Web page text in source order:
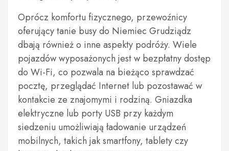
Oprócz komfortu fizycznego, przewoźnicy
oferujący tanie busy do Niemiec Grudziądz
dbają również o inne aspekty podróży. Wiele
pojazdów wyposażonych jest w bezpłatny dostęp
do Wi-Fi, co pozwala na bieżąco sprawdzać
pocztę, przeglądać Internet lub pozostawać w
kontakcie ze znajomymi i rodziną. Gniazdka
elektryczne lub porty USB przy każdym
siedzeniu umożliwiają ładowanie urządzeń
mobilnych, takich jak smartfony, tablety czy